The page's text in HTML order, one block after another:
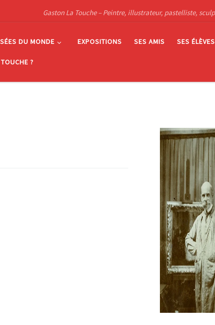
Gaston La Touche – Peintre, illustrateur, pastelliste,
DU MONDE EXPOSITIONS SES AMIS SES ÉLÈVES
?